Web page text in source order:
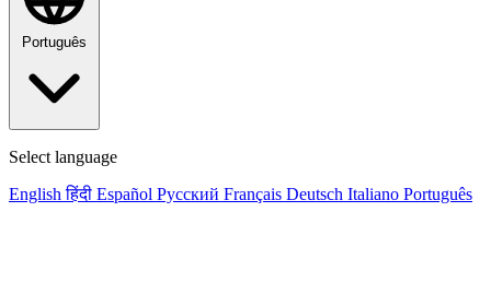
Português
Select language
English हिंदी Español Русский Français Deutsch Italiano Português